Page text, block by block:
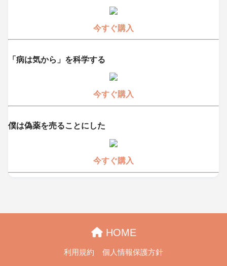
今すぐ購入
「病は気から」を科学する
今すぐ購入
僕は偽薬を売ることにした
今すぐ購入
HOME
利用規約 個人情報保護方針